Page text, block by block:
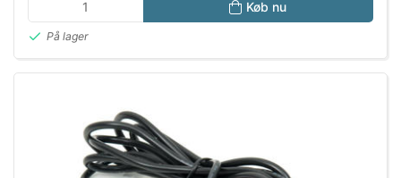
Køb nu
På lager